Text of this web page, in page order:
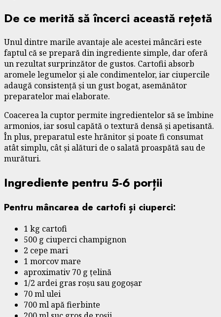
De ce merită să încerci această rețetă
Unul dintre marile avantaje ale acestei mâncări este
faptul că se prepară din ingrediente simple, dar oferă
un rezultat surprinzător de gustos. Cartofii absorb
aromele legumelor și ale condimentelor, iar ciupercile
adaugă consistență și un gust bogat, asemănător
preparatelor mai elaborate.
Coacerea la cuptor permite ingredientelor să se îmbine
armonios, iar sosul capătă o textură densă și apetisantă.
În plus, preparatul este hrănitor și poate fi consumat
atât simplu, cât și alături de o salată proaspătă sau de
murături.
Ingrediente pentru 5-6 porții
Pentru mâncarea de cartofi și ciuperci:
1 kg cartofi
500 g ciuperci champignon
2 cepe mari
1 morcov mare
aproximativ 70 g țelină
1/2 ardei gras roșu sau gogoșar
70 ml ulei
700 ml apă fierbinte